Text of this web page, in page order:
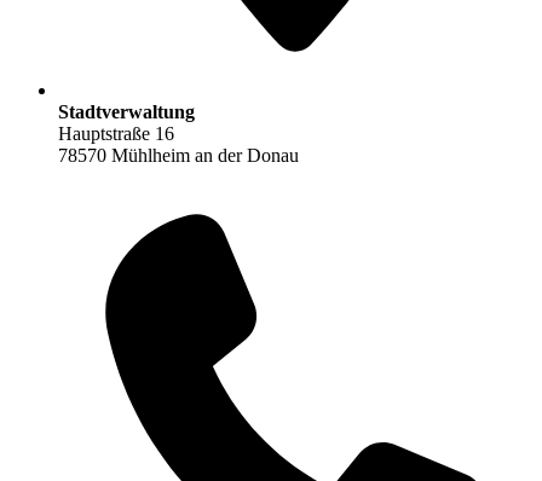
Stadtverwaltung
Hauptstraße 16
78570 Mühlheim an der Donau